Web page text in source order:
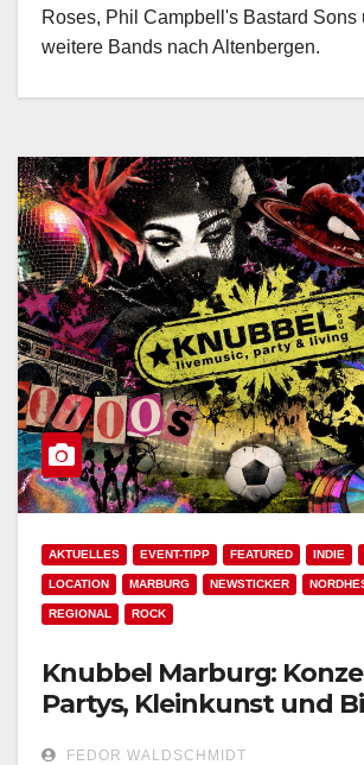
Roses, Phil Campbell's Bastard Sons
weitere Bands nach Altenbergen.
AKTUELLES EVENT-TIPP FEATURED INDIE
LOCATION MARBURG NEWSTICKER
REGIONAL ROCK
Knubbel Marburg:
Partys, Kleinkunst und
FEDOR WALDSCHMIDT